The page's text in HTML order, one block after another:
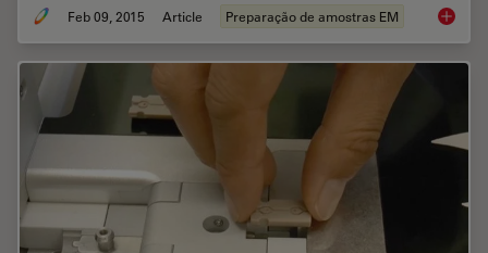
Feb 09, 2015 Article Preparação de amostras EM